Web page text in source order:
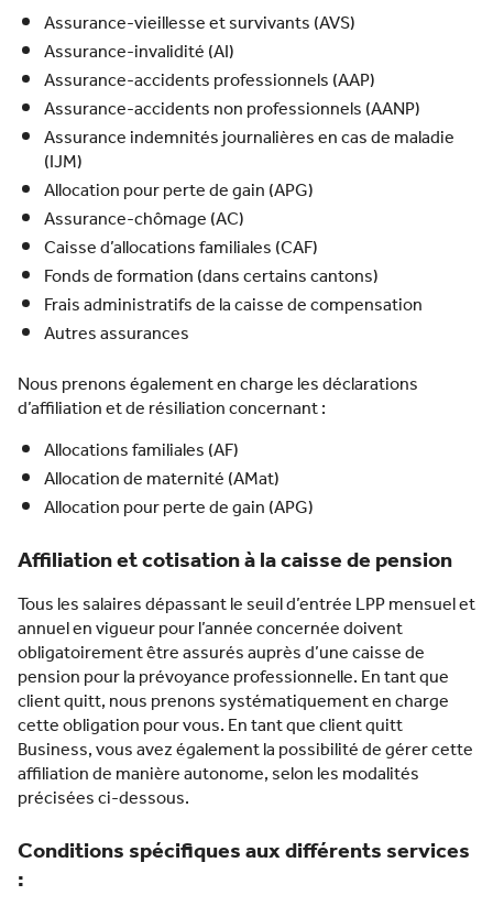
Assurance-vieillesse et survivants (AVS)
Assurance-invalidité (AI)
Assurance-accidents professionnels (AAP)
Assurance-accidents non professionnels (AANP)
Assurance indemnités journalières en cas de maladie
(IJM)
Allocation pour perte de gain (APG)
Assurance-chômage (AC)
Caisse d’allocations familiales (CAF)
Fonds de formation (dans certains cantons)
Frais administratifs de la caisse de compensation
Autres assurances
Nous prenons également en charge les déclarations
d’affiliation et de résiliation concernant :
Allocations familiales (AF)
Allocation de maternité (AMat)
Allocation pour perte de gain (APG)
Affiliation et cotisation à la caisse de pension
Tous les salaires dépassant le seuil d’entrée LPP mensuel et
annuel en vigueur pour l’année concernée doivent
obligatoirement être assurés auprès d’une caisse de
pension pour la prévoyance professionnelle. En tant que
client quitt, nous prenons systématiquement en charge
cette obligation pour vous. En tant que client quitt
Business, vous avez également la possibilité de gérer cette
affiliation de manière autonome, selon les modalités
précisées ci-dessous.
Conditions spécifiques aux différents services
: